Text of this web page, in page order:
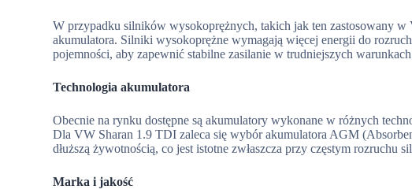
W przypadku silników wysokoprężnych, takich jak ten zastosowany
akumulatora. Silniki wysokoprężne wymagają więcej energii do
pojemności, aby zapewnić stabilne zasilanie w trudniejszych
Technologia akumulatora
Obecnie na rynku dostępne są akumulatory wykonane w różnych
Dla VW Sharan 1.9 TDI zaleca się wybór akumulatora AGM
dłuższą żywotnością, co jest istotne zwłaszcza przy częstym rozruchu
Marka i jakość